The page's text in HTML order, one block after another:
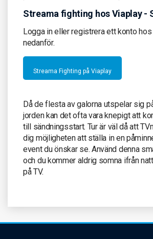
Streama fighting hos Viaplay -
Logga in eller registrera ett konto
nedanför.
Streama Fighting på Viaplay
Då de flesta av galorna utspelar sig
jorden kan det ofta vara knepigt att
till sändningsstart. Tur är väl då att
dig möjligheten att ställa in en
event du önskar se. Använd denna
och du kommer aldrig somna ifrån
på TV.